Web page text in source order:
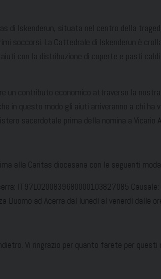
Iskenderun, situata nel centro della
soccorsi. La Cattedrale di Iskenderun è
con la distribuzione di coperte e pasti
un contributo economico attraverso la
in questo modo gli aiuti arriveranno a chi ha
sacerdotale prima della nomina a Vicario
alla Caritas diocesana con le seguenti
IT97L0200839680000103827085
Duomo ad Acerra dal lunedì al venerdì dalle
Vi ringrazio per quanto farete per